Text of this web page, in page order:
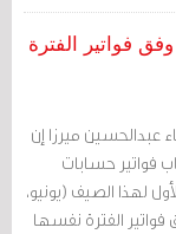
فواتير الفترة
عبدالحسين ميرزا إن
فواتير حسابات
لهذا الصيف (يونيو،
الفترة نفسها